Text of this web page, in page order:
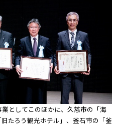
としてこのほかに、久慈市の「海
たろう観光ホテル」、釜石市の「釜